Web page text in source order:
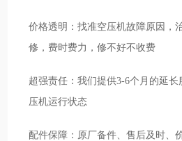
价格透明：找准空压机故障原因，
修，费时费力，修不好不收费
超强责任：我们提供3-6个月的延
压机运行状态
配件保障：原厂备件、售后及时、